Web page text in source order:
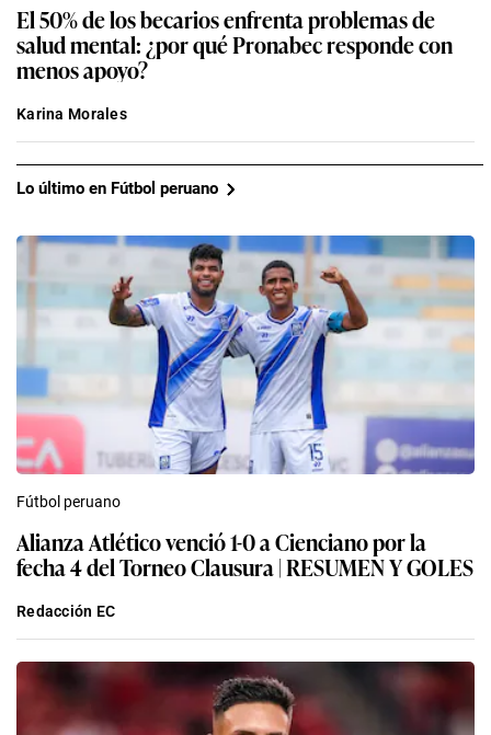
El 50% de los becarios enfrenta problemas de
salud mental: ¿por qué Pronabec responde con
menos apoyo?
Karina Morales
Lo último en Fútbol peruano
Fútbol peruano
Alianza Atlético venció 1-0 a Cienciano por la
fecha 4 del Torneo Clausura | RESUMEN Y GOLES
Redacción EC